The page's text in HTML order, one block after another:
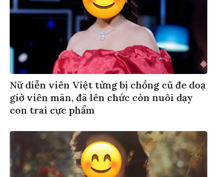
Nữ diễn viên Việt từng bị chồng cũ đe doạ
giờ viên mãn, đã lên chức còn nuôi dạy
con trai cực phẩm